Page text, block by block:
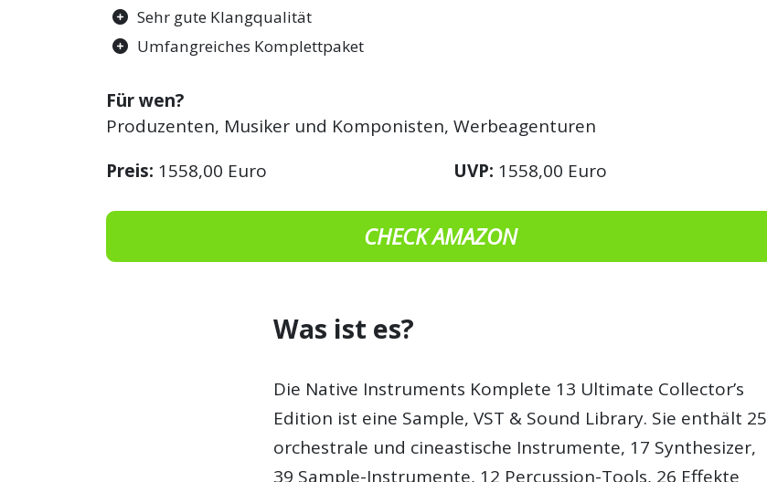
Sehr gute Klangqualität
Umfangreiches Komplettpaket
Für wen?
Produzenten, Musiker und Komponisten, Werbeagenturen
Preis: 1558,00 Euro UVP: 1558,00 Euro
CHECK AMAZON
Was ist es?
Die Native Instruments Komplete 13 Ultimate Collector’s
Edition ist eine Sample, VST & Sound Library. Sie enthält 25
orchestrale und cineastische Instrumente, 17 Synthesizer,
39 Sample-Instrumente, 12 Percussion-Tools, 26 Effekte